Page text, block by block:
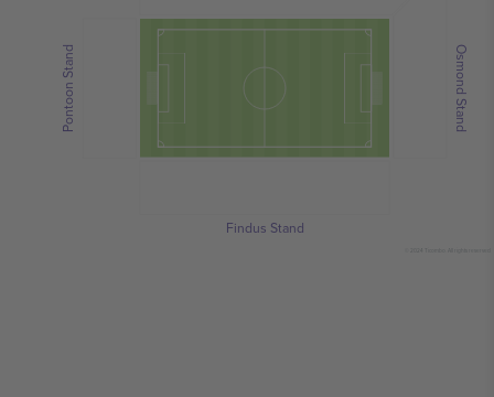
Osmond Stand
Findus Stand
Pontoon Stand